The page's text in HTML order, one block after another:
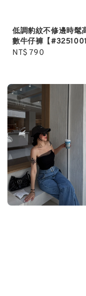
低調豹紋不修邊時髦
數牛仔褲【#3251001
Regular
NT$ 790